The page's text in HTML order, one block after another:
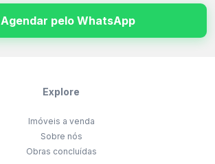
Agendar pelo WhatsApp
Explore
Imóveis a venda
Sobre nós
Obras concluídas